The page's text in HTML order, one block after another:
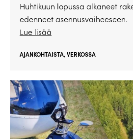
Huhtikuun lopussa alkaneet
edenneet asennusvaiheeseen.
Lue lisää
AJANKOHTAISTA,VERKOSSA